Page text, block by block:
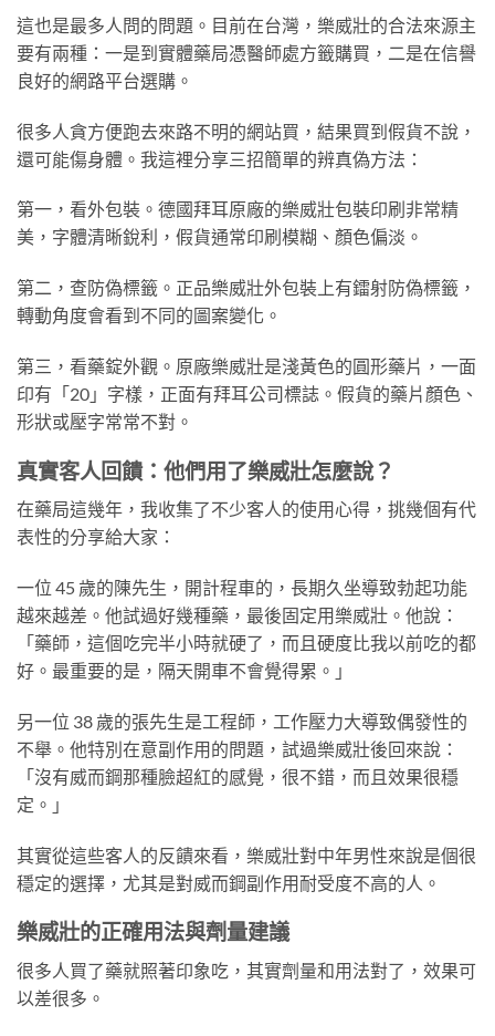
這也是最多人問的問題。目前在台灣，樂威壯的合法來源主
要有兩種：一是到實體藥局憑醫師處方籤購買，二是在信譽
良好的網路平台選購。
很多人貪方便跑去來路不明的網站買，結果買到假貨不說，
還可能傷身體。我這裡分享三招簡單的辨真偽方法：
第一，看外包裝。德國拜耳原廠的樂威壯包裝印刷非常精
美，字體清晰銳利，假貨通常印刷模糊、顏色偏淡。
第二，查防偽標籤。正品樂威壯外包裝上有鐳射防偽標籤，
轉動角度會看到不同的圖案變化。
第三，看藥錠外觀。原廠樂威壯是淺黃色的圓形藥片，一面
印有「20」字樣，正面有拜耳公司標誌。假貨的藥片顏色、
形狀或壓字常常不對。
真實客人回饋：他們用了樂威壯怎麼說？
在藥局這幾年，我收集了不少客人的使用心得，挑幾個有代
表性的分享給大家：
一位 45 歲的陳先生，開計程車的，長期久坐導致勃起功能
越來越差。他試過好幾種藥，最後固定用樂威壯。他說：
「藥師，這個吃完半小時就硬了，而且硬度比我以前吃的都
好。最重要的是，隔天開車不會覺得累。」
另一位 38 歲的張先生是工程師，工作壓力大導致偶發性的
不舉。他特別在意副作用的問題，試過樂威壯後回來說：
「沒有威而鋼那種臉超紅的感覺，很不錯，而且效果很穩
定。」
其實從這些客人的反饋來看，樂威壯對中年男性來說是個很
穩定的選擇，尤其是對威而鋼副作用耐受度不高的人。
樂威壯的正確用法與劑量建議
很多人買了藥就照著印象吃，其實劑量和用法對了，效果可
以差很多。